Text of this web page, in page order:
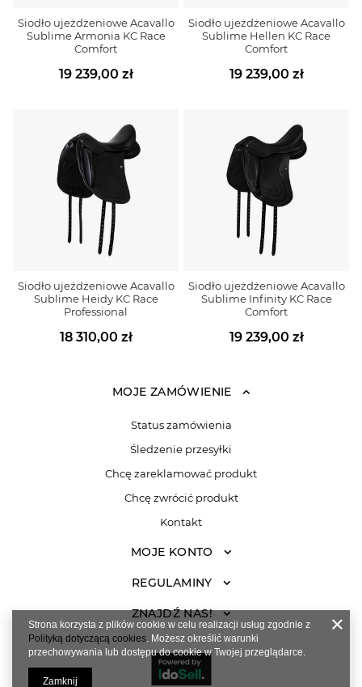
Siodło ujeżdżeniowe Acavallo
Sublime Armonia KC Race
Comfort
19 239,00 zł
Siodło ujeżdżeniowe Acavallo
Sublime Hellen KC Race
Comfort
19 239,00 zł
Siodło ujeżdżeniowe Acavallo
Sublime Heidy KC Race
Professional
18 310,00 zł
Siodło ujeżdżeniowe Acavallo
Sublime Infinity KC Race
Comfort
19 239,00 zł
MOJE ZAMÓWIENIE
Status zamówienia
Śledzenie przesyłki
Chcę zareklamować produkt
Chcę zwrócić produkt
Kontakt
MOJE KONTO
REGULAMINY
ZNAJDŹ NAS!
Strona korzysta z plików cookie w celu realizacji usług zgodnie z
Polityką dotyczącą cookies. Możesz określić warunki
przechowywania lub dostępu do cookie w Twojej przeglądarce.
Zamknij